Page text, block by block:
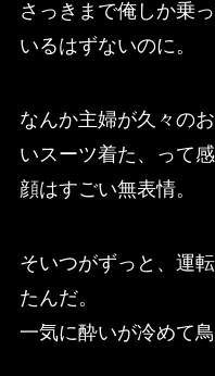
さっきまで俺しか乗
いるはずないのに。
なんか主婦が久々の
いスーツ着た、って
顔はすごい無表情。
そいつがずっと、運
たんだ。
一気に酔いが冷めて鳥